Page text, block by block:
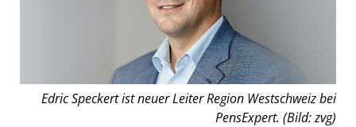
Edric Speckert ist neuer Leiter Region Westschweiz bei
PensExpert. (Bild: zvg)